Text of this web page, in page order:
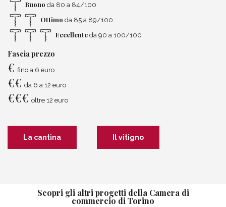
Buono da 80 a 84/100
Ottimo da 85 a 89/100
Eccellente da 90 a 100/100
Fascia prezzo
€ fino a 6 euro
€€ da 6 a 12 euro
€€€ oltre 12 euro
La cantina Il vitigno
Scopri gli altri progetti della Camera di
commercio di Torino